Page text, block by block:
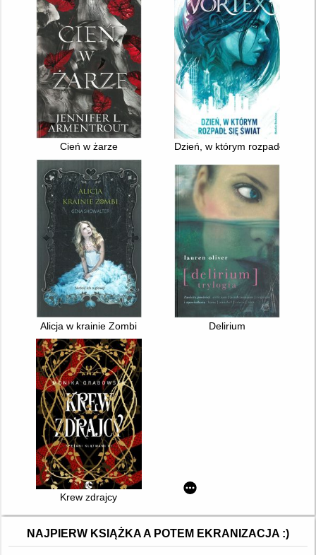
Cień w żarze Dzień, w którym rozpadł się
Alicja w krainie Zombi Delirium
Krew zdrajcy
NAJPIERW KSIĄŻKA A POTEM EKRANIZACJA :)